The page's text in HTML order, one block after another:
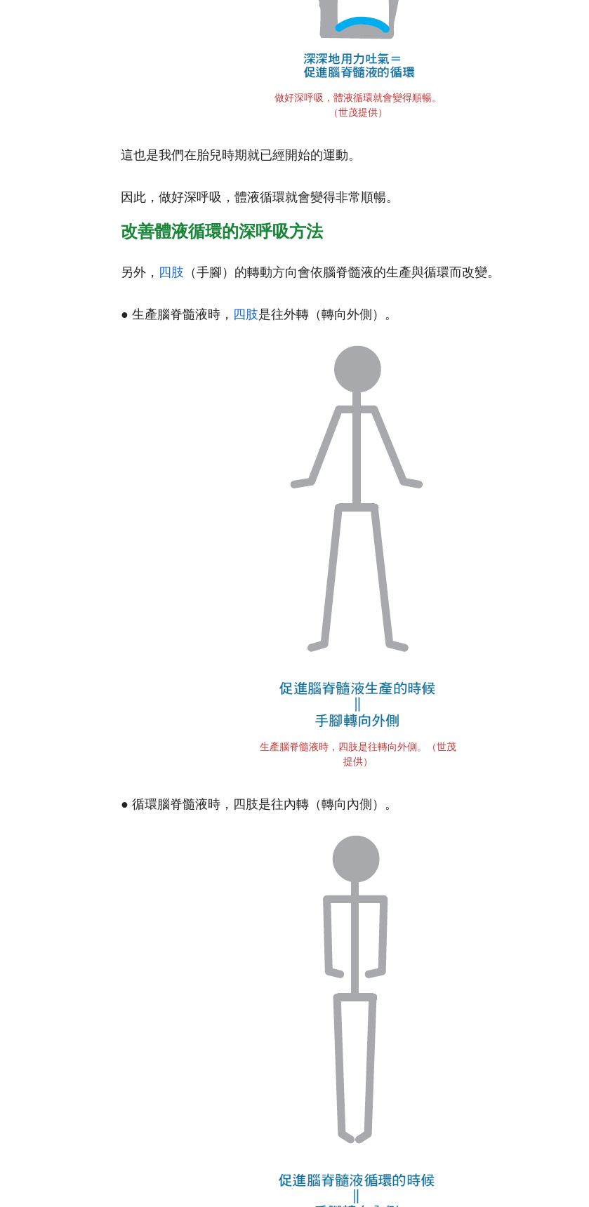
做好深呼吸，體液循環就會變得順暢。
（世茂提供）
這也是我們在胎兒時期就已經開始的運動。
因此，做好深呼吸，體液循環就會變得非常順暢。
改善體液循環的深呼吸方法
另外， 四肢 （手腳）的轉動方向會依腦脊髓液的生產與循環而改變。
● 生產腦脊髓液時， 四肢是往外轉（轉向外側）。
生產腦脊髓液時，四肢是往轉向外側。（世茂
提供）
● 循環腦脊髓液時，四肢是往內轉（轉向內側）。